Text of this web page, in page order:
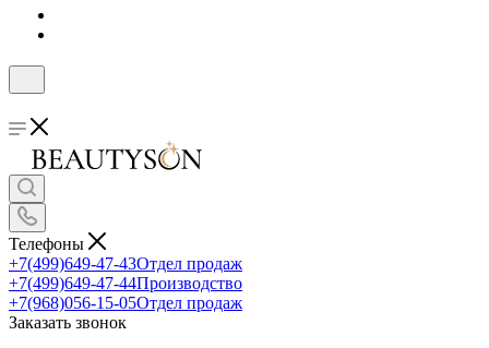
Телефоны
+7(499)649-47-43Отдел продаж
+7(499)649-47-44Производство
+7(968)056-15-05Отдел продаж
Заказать звонок